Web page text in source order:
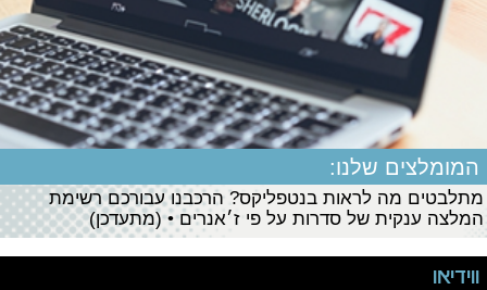
המומלצים שלנו:
מתלבטים מה לראות בנטפליקס? הרכבנו עבורכם רשימת
המלצה ענקית של סדרות על פי ז׳אנרים • (מתעדכן)
ווידיאו